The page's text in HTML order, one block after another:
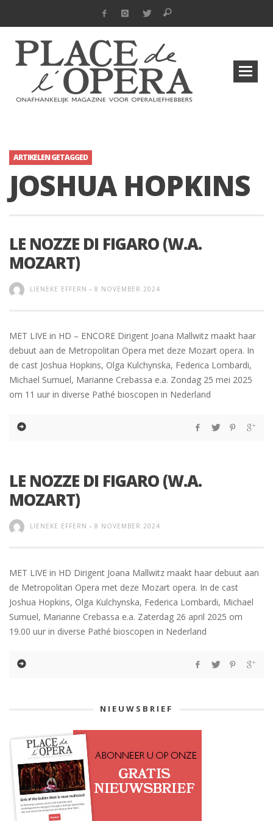
ARTIKELEN GETAGGED
JOSHUA HOPKINS
LE NOZZE DI FIGARO (W.A.
MOZART)
LIENEKE EFFERN - 8 NOVEMBER 2024
MET LIVE in HD – ENCORE Dirigent Joana Mallwitz maakt haar
debuut aan de Metropolitan Opera met deze Mozart opera. In
de cast Joshua Hopkins, Olga Kulchynska, Federica Lombardi,
Michael Sumuel, Marianne Crebassa e.a. Zondag 25 mei 2025
om 11 uur in diverse Pathé bioscopen in Nederland
LE NOZZE DI FIGARO (W.A.
MOZART)
LIENEKE EFFERN - 8 NOVEMBER 2024
MET LIVE in HD Dirigent Joana Mallwitz maakt haar debuut aan
de Metropolitan Opera met deze Mozart opera. In de cast
Joshua Hopkins, Olga Kulchynska, Federica Lombardi, Michael
Sumuel, Marianne Crebassa e.a. Zaterdag 26 april 2025 om
19.00 uur in diverse Pathé bioscopen in Nederland
NIEUWSBRIEF